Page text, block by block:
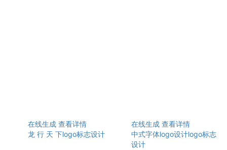
在线生成 查看详情
龙 行 天 下logo标志设计
在线生成 查看详情
中式字体logo设计logo标志
设计